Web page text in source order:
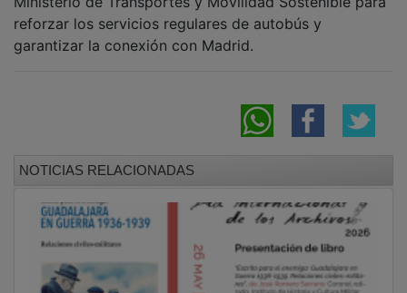
reforzar los servicios regulares de autobús y
garantizar la conexión con Madrid.